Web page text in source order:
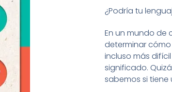
¿Podría tu
En un mundo de
determinar
incluso más
significado.
sabemos si